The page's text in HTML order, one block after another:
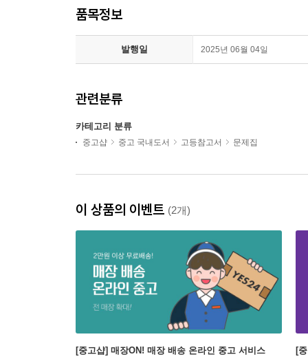
품목정보
발행일 2025년 06월 04일
관련분류
카테고리 분류
중고샵 중고 국내도서 고등참고서 문제집
이 상품의 이벤트 (2개)
[중고샵] 매장ON! 매장 배송 온라인 중고 서비스 [